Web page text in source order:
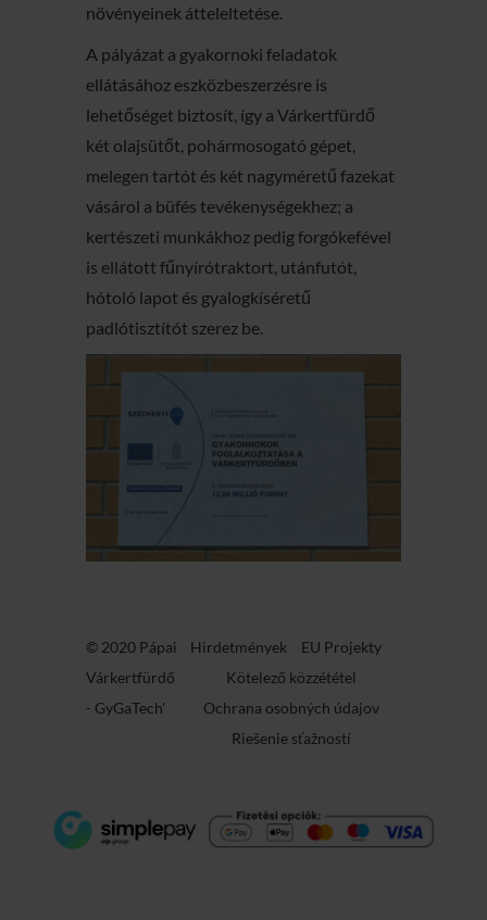
növényeinek átteleltetése.
A pályázat a gyakornoki feladatok
ellátásához eszközbeszerzésre is
lehetőséget biztosít, így a Várkertfürdő
két olajsütőt, pohármosogató gépet,
melegen tartót és két nagyméretű fazekat
vásárol a büfés tevékenységekhez; a
kertészeti munkákhoz pedig forgókefével
is ellátott fűnyírótraktort, utánfutót,
hótoló lapot és gyalogkíséretű
padlótisztítót szerez be.
© 2020 Pápai
Várkertfürdő
- GyGaTech'
Hirdetmények
EU Projekty
Kötelező közzététel
Ochrana osobných údajov
Riešenie sťažností